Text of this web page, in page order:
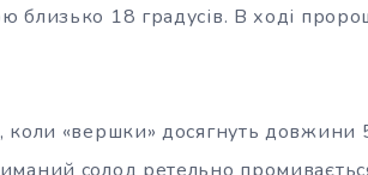
близько 18 градусів. В ході
коли «вершки» досягнуть